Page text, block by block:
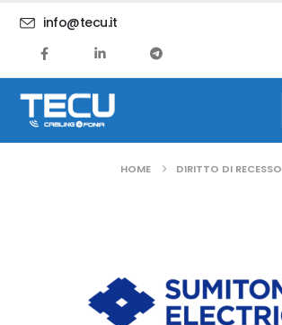
info@tecu.it
HOME DIRITTO DI RECESSO